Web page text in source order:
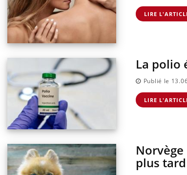
LIRE
La polio
Publié le
LIRE
plus tard